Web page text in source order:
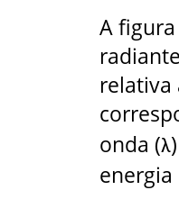
A
relativa
onda (λ